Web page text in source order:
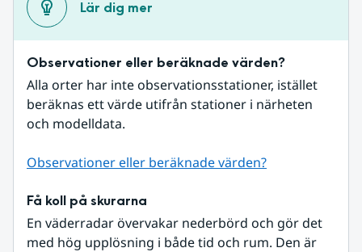
Lär dig mer
Observationer eller beräknade värden?
Alla orter har inte observationsstationer, istället
beräknas ett värde utifrån stationer i närheten
och modelldata.
Observationer eller beräknade värden?
Få koll på skurarna
En väderradar övervakar nederbörd och gör det
med hög upplösning i både tid och rum. Den är